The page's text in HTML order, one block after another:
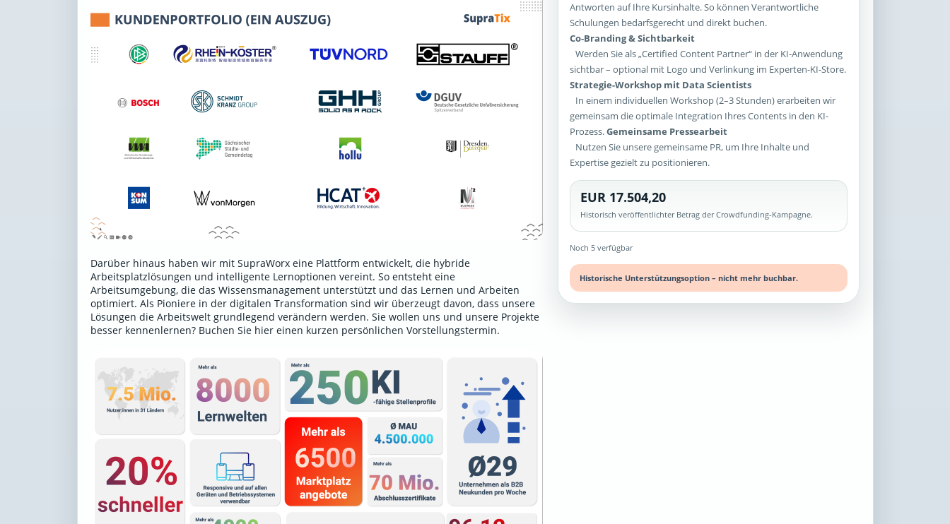
Darüber hinaus haben wir mit SupraWorx eine Plattform entwickelt, die hybride
Arbeitsplatzlösungen und intelligente Lernoptionen vereint. So entsteht eine
Arbeitsumgebung, die das Wissensmanagement unterstützt und das Lernen und Arbeiten
optimiert. Als Pioniere in der digitalen Transformation sind wir überzeugt davon, dass unsere
Lösungen die Arbeitswelt grundlegend verändern werden. Sie wollen uns und unsere Projekte
besser kennenlernen? Buchen Sie hier einen kurzen persönlichen Vorstellungstermin.
Antworten auf Ihre Kursinhalte. So können Verantwortliche
Schulungen bedarfsgerecht und direkt buchen.
Co-Branding & Sichtbarkeit
Werden Sie als „Certified Content Partner“ in der KI-Anwendung
sichtbar – optional mit Logo und Verlinkung im Experten-KI-Store.
Strategie-Workshop mit Data Scientists
In einem individuellen Workshop (2–3 Stunden) erarbeiten wir
gemeinsam die optimale Integration Ihres Contents in den KI-
Prozess.Gemeinsame Pressearbeit
Nutzen Sie unsere gemeinsame PR, um Ihre Inhalte und
Expertise gezielt zu positionieren.
EUR 17.504,20
Historisch veröffentlichter Betrag der Crowdfunding-Kampagne.
Noch 5 verfügbar
Historische Unterstützungsoption – nicht mehr buchbar.